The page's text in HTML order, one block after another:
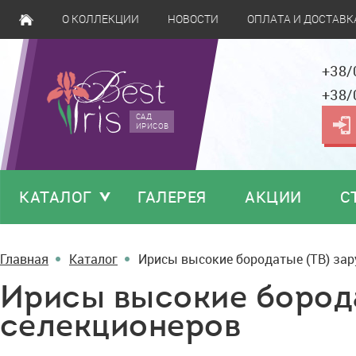
О КОЛЛЕКЦИИ НОВОСТИ ОПЛАТА И
САД
ИРИСОВ
КАТАЛОГ ГАЛЕРЕЯ АКЦИИ
Главная Каталог Ирисы высокие бородатые (TB)
Ирисы высокие
селекционеров
A New Beginning